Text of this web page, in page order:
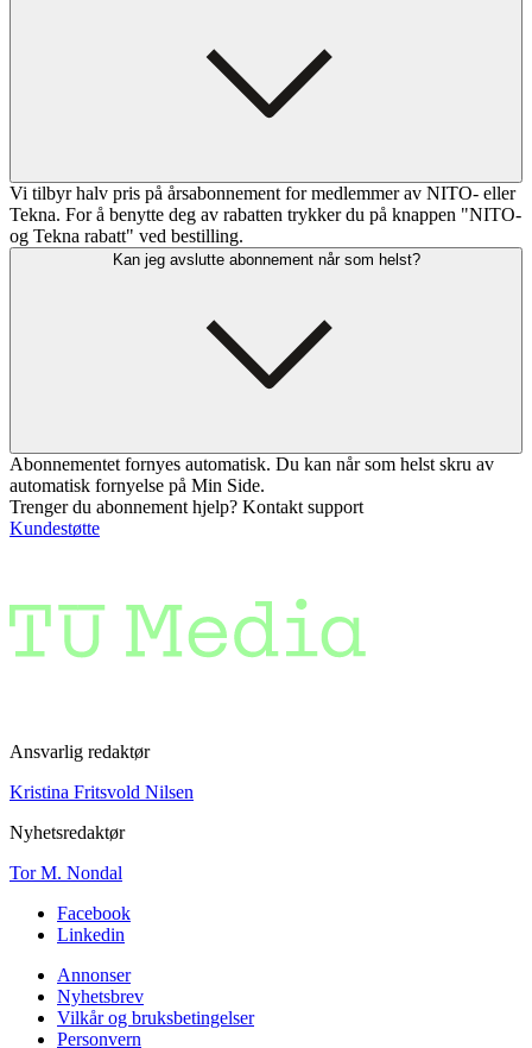
Vi tilbyr halv pris på årsabonnement for medlemmer av NITO- eller
Tekna. For å benytte deg av rabatten trykker du på knappen "NITO-
og Tekna rabatt" ved bestilling.
Kan jeg avslutte abonnement når som helst?
Abonnementet fornyes automatisk. Du kan når som helst skru av
automatisk fornyelse på Min Side.
Trenger du abonnement hjelp? Kontakt support
Kundestøtte
Ansvarlig redaktør
Kristina Fritsvold Nilsen
Nyhetsredaktør
Tor M. Nondal
Facebook
Linkedin
Annonser
Nyhetsbrev
Vilkår og bruksbetingelser
Personvern